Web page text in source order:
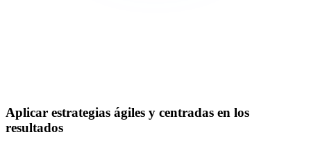
Aplicar estrategias ágiles y centradas en los
resultados